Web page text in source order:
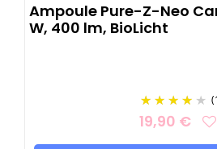
Ampoule Pure-Z-Neo
W, 400 lm, BioLicht
19,90 €